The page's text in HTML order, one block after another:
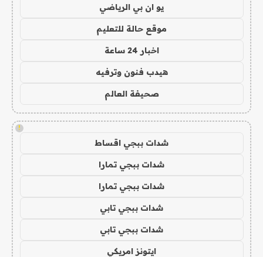
يو ان بي الرياضي
موقع حالة للتعليم
اخبار 24 ساعة
هيدب فنون وترفيه
صحيفة العالم
!
شدات ببجي اقساط
شدات ببجي تمارا
شدات ببجي تمارا
شدات ببجي تابي
شدات ببجي تابي
ايتونز امريكي